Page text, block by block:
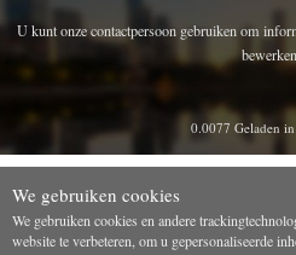
U kunt onze contactpersoon gebruiken om
0.0077 Geladen in
We gebruiken cookies
We gebruiken cookies en andere
website te verbeteren, om u gepersonaliseerde